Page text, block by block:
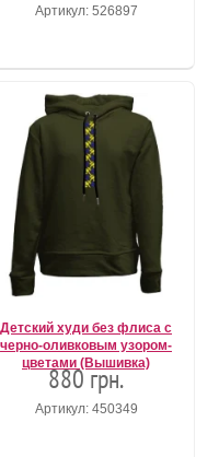
Артикул: 526897
Детский худи без флиса с
черно-оливковым узором-
цветами (Вышивка)
880 грн.
Артикул: 450349